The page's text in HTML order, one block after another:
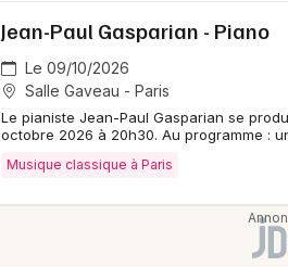
Jean-Paul Gasparian - Piano
Le 09/10/2026
Salle Gaveau - Paris
Le pianiste Jean-Paul Gasparian se
octobre 2026 à 20h30. Au programme :
Musique classique à Paris